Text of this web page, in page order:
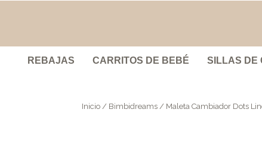
REBAJAS CARRITOS DE BEBÉ SILLAS DE
Inicio / Bimbidreams / Maleta Cambiador Dots